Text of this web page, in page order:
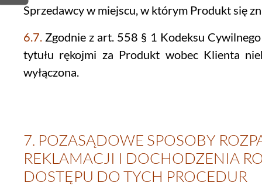
Sprzedawcy w miejscu, w którym Produkt się
6.7. Zgodnie z art. 558 § 1 Kodeksu
tytułu rękojmi za Produkt wobec Klienta
wyłączona.
7. POZASĄDOWE SPOSOBY
REKLAMACJI I DOCHODZENIA
DOSTĘPU DO TYCH PROCEDUR